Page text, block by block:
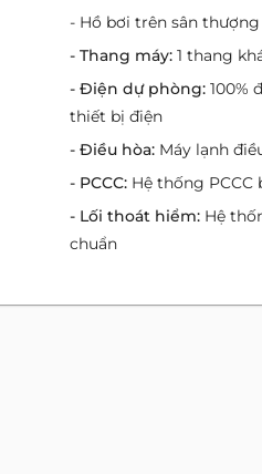
- Hồ bơi trên sân thượng
- Thang máy: 1 thang
- Điện dự phòng: 100%
thiết bị điện
- Điều hòa: Máy lạnh
- PCCC: Hệ thống
- Lối thoát hiểm: Hệ
chuẩn